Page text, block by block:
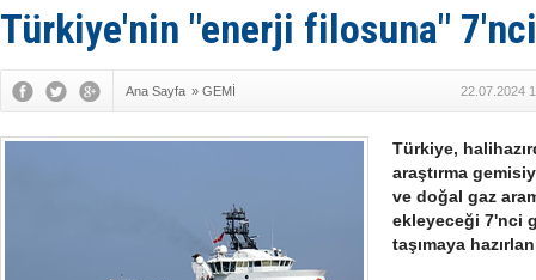
Med
Türkiye'nin "enerji filosuna"
Ana Sayfa » GEMİ 22.07.2024
Türkiye,
araştırma
ve doğal gaz
ekleyeceği 7'nci
taşımaya